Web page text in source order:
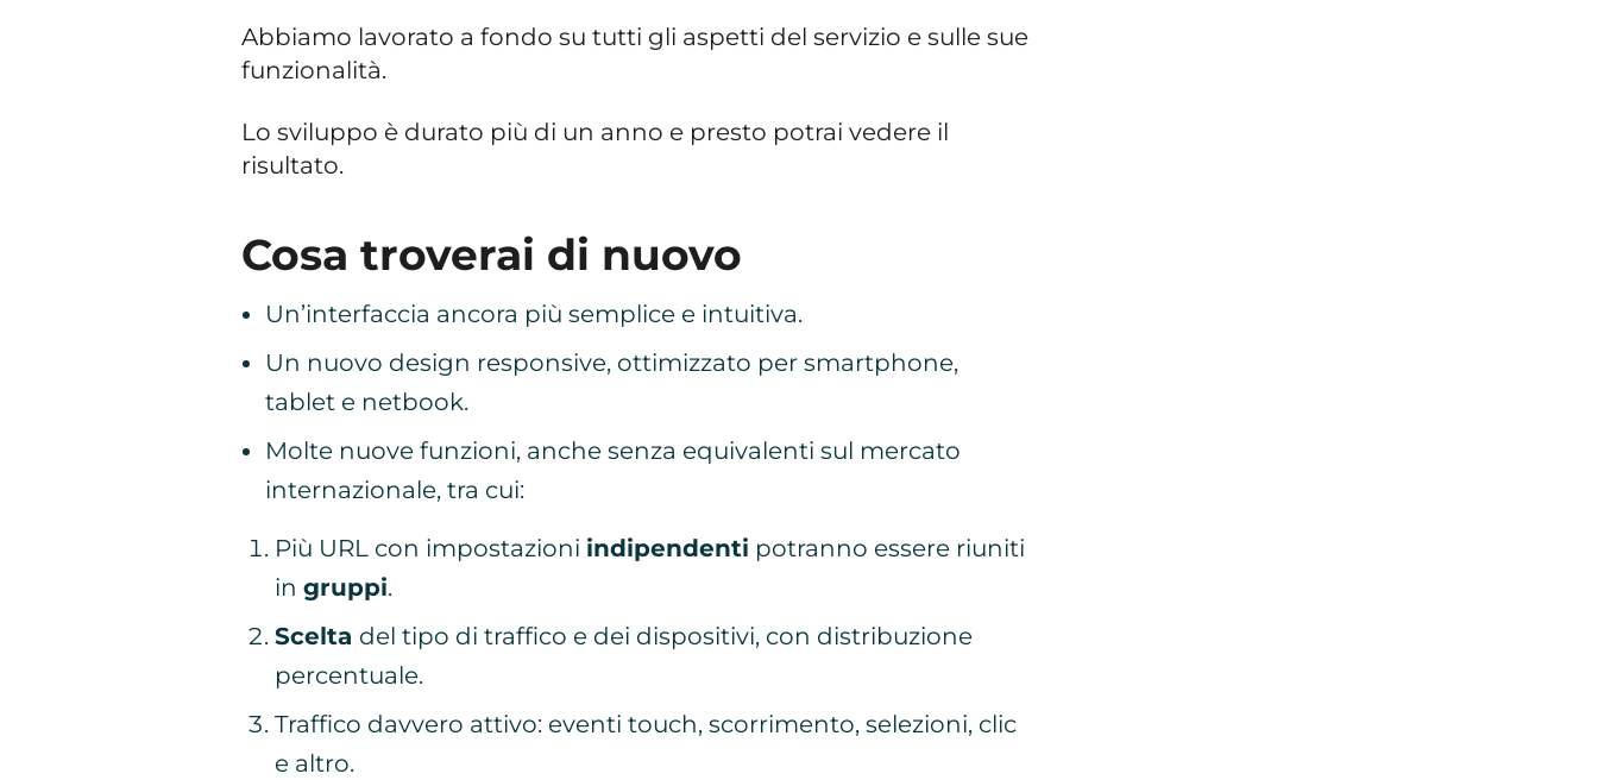
Abbiamo lavorato a fondo su tutti gli aspetti del servizio e sulle sue
funzionalità.
Lo sviluppo è durato più di un anno e presto potrai vedere il
risultato.
Cosa troverai di nuovo
Un’interfaccia ancora più semplice e intuitiva.
Un nuovo design responsive, ottimizzato per smartphone,
tablet e netbook.
Molte nuove funzioni, anche senza equivalenti sul mercato
internazionale, tra cui:
Più URL con impostazioni indipendenti potranno essere riuniti
in gruppi.
Scelta del tipo di traffico e dei dispositivi, con distribuzione
percentuale.
Traffico davvero attivo: eventi touch, scorrimento, selezioni, clic
e altro.